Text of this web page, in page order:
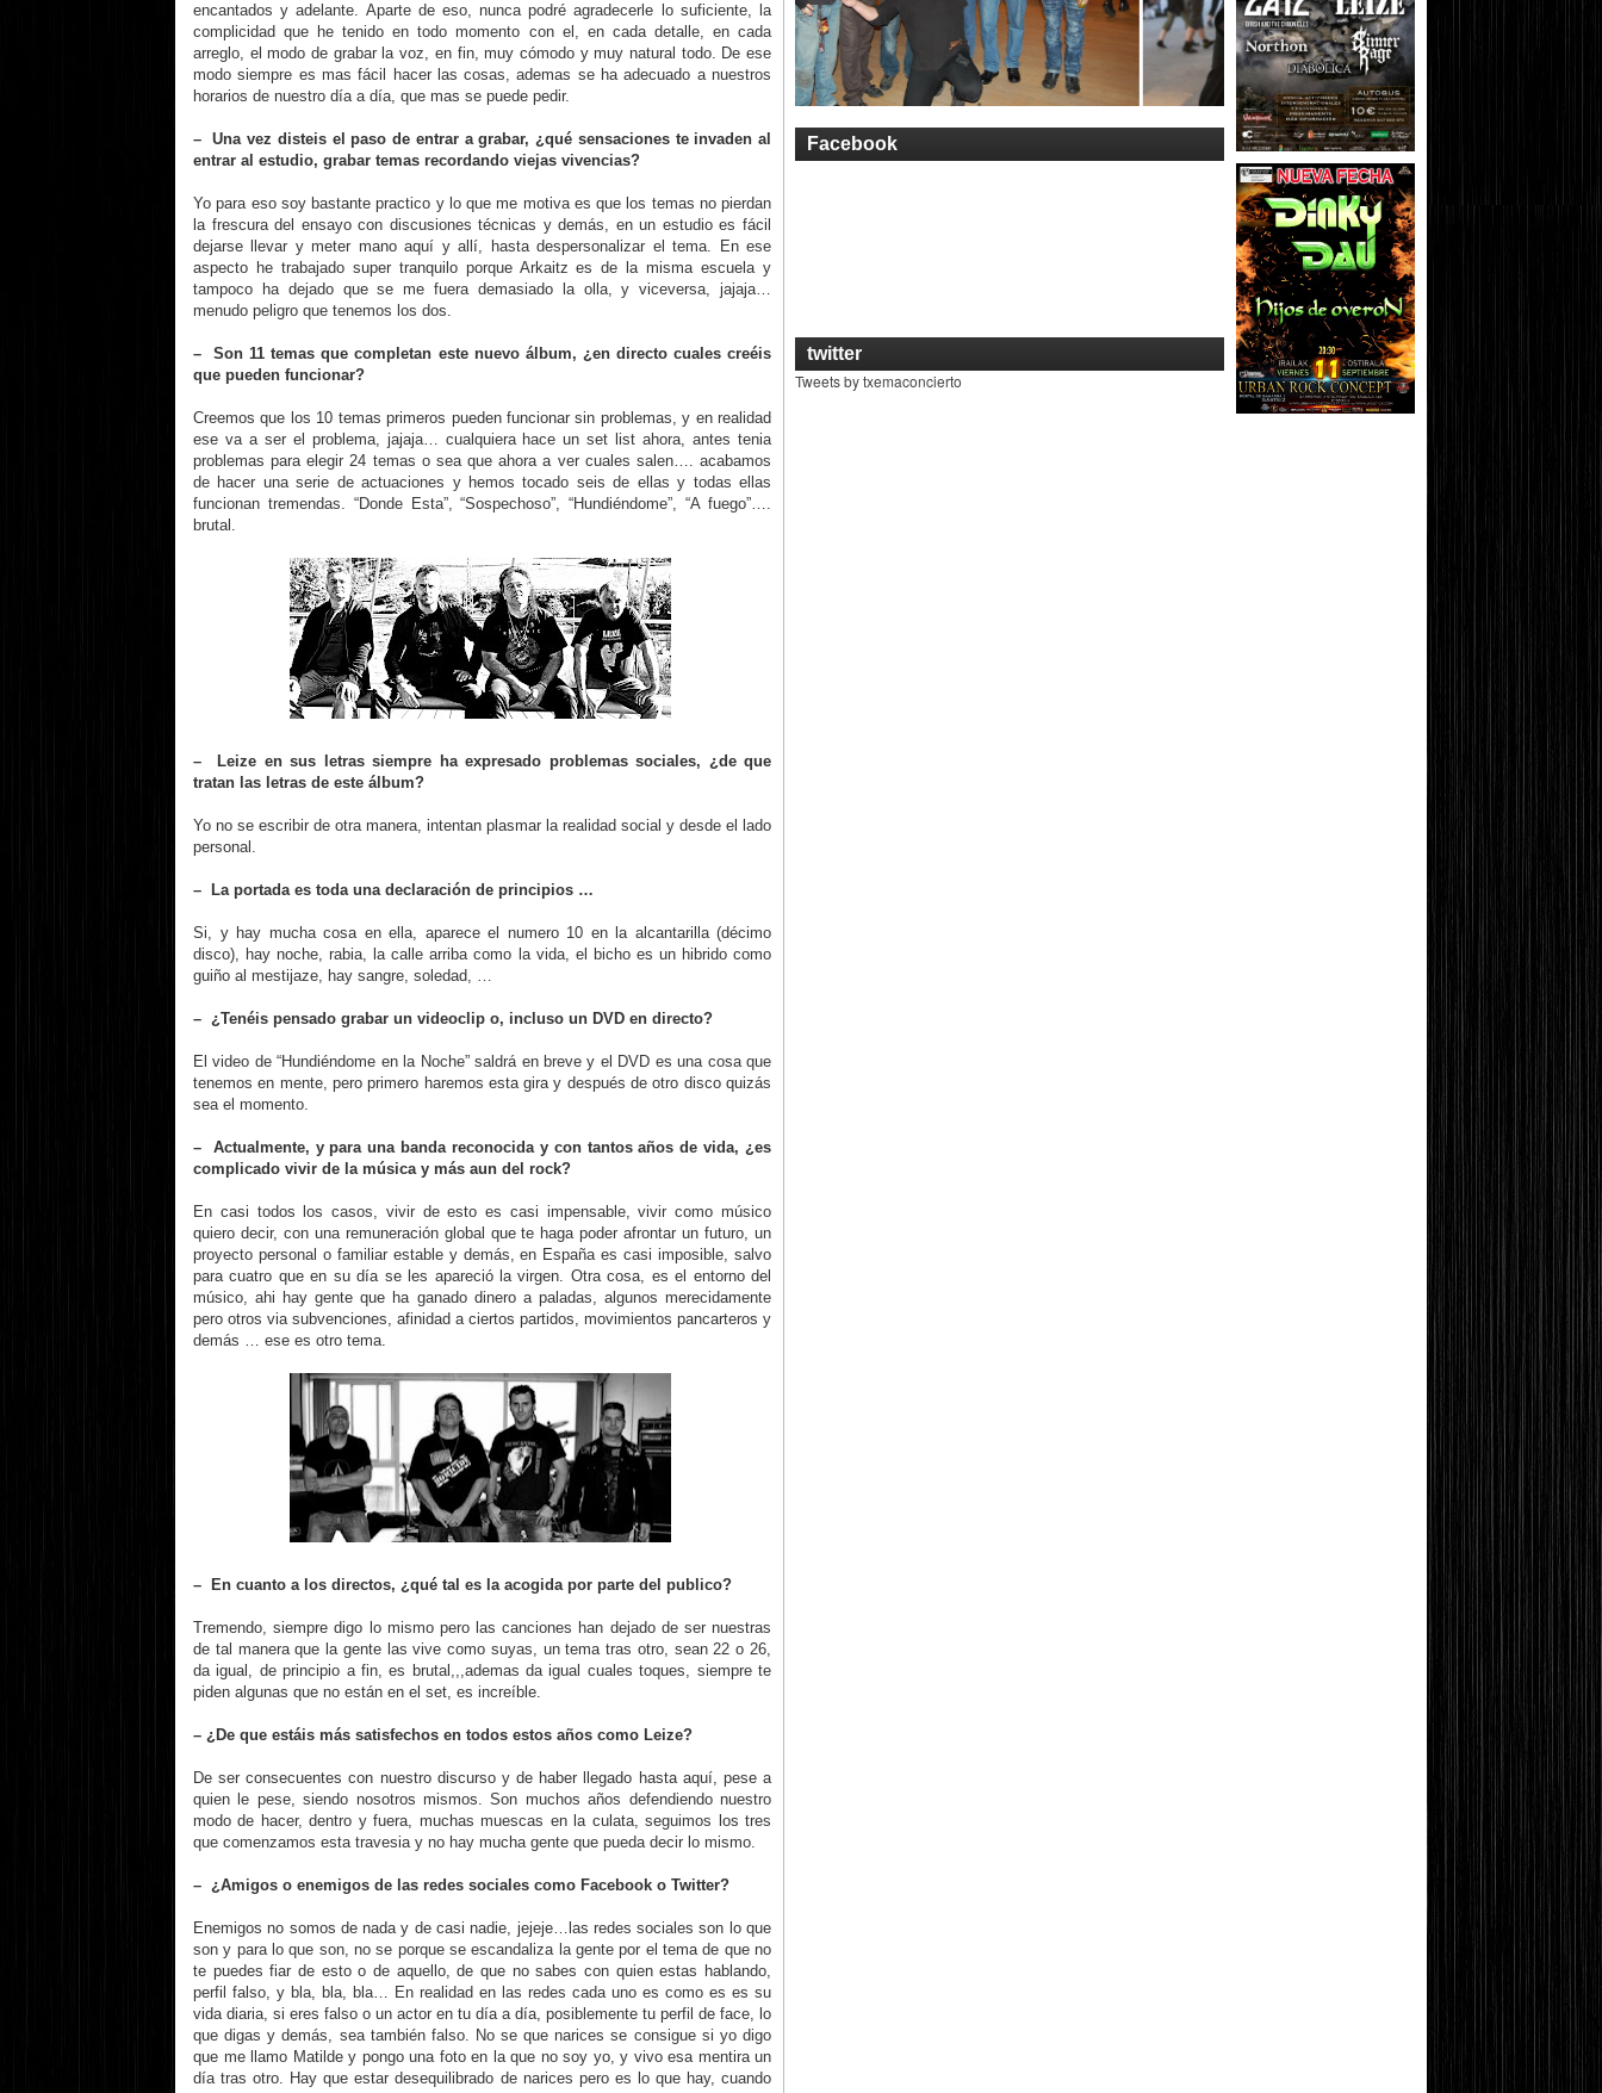
encantados y adelante. Aparte de eso, nunca podré agradecerle lo suficiente, la
complicidad que he tenido en todo momento con el, en cada detalle, en cada
arreglo, el modo de grabar la voz, en fin, muy cómodo y muy natural todo. De ese
modo siempre es mas fácil hacer las cosas, ademas se ha adecuado a nuestros
horarios de nuestro día a día, que mas se puede pedir.
– Una vez disteis el paso de entrar a grabar, ¿qué sensaciones te invaden al
entrar al estudio, grabar temas recordando viejas vivencias?
Yo para eso soy bastante practico y lo que me motiva es que los temas no pierdan
la frescura del ensayo con discusiones técnicas y demás, en un estudio es fácil
dejarse llevar y meter mano aquí y allí, hasta despersonalizar el tema. En ese
aspecto he trabajado super tranquilo porque Arkaitz es de la misma escuela y
tampoco ha dejado que se me fuera demasiado la olla, y viceversa, jajaja…
menudo peligro que tenemos los dos.
– Son 11 temas que completan este nuevo álbum, ¿en directo cuales creéis
que pueden funcionar?
Creemos que los 10 temas primeros pueden funcionar sin problemas, y en realidad
ese va a ser el problema, jajaja… cualquiera hace un set list ahora, antes tenia
problemas para elegir 24 temas o sea que ahora a ver cuales salen…. acabamos
de hacer una serie de actuaciones y hemos tocado seis de ellas y todas ellas
funcionan tremendas. “Donde Esta”, “Sospechoso”, “Hundiéndome”, “A fuego”….
brutal.
– Leize en sus letras siempre ha expresado problemas sociales, ¿de que
tratan las letras de este álbum?
Yo no se escribir de otra manera, intentan plasmar la realidad social y desde el lado
personal.
– La portada es toda una declaración de principios …
Si, y hay mucha cosa en ella, aparece el numero 10 en la alcantarilla (décimo
disco), hay noche, rabia, la calle arriba como la vida, el bicho es un hibrido como
guiño al mestijaze, hay sangre, soledad, …
– ¿Tenéis pensado grabar un videoclip o, incluso un DVD en directo?
El video de “Hundiéndome en la Noche” saldrá en breve y el DVD es una cosa que
tenemos en mente, pero primero haremos esta gira y después de otro disco quizás
sea el momento.
– Actualmente, y para una banda reconocida y con tantos años de vida, ¿es
complicado vivir de la música y más aun del rock?
En casi todos los casos, vivir de esto es casi impensable, vivir como músico
quiero decir, con una remuneración global que te haga poder afrontar un futuro, un
proyecto personal o familiar estable y demás, en España es casi imposible, salvo
para cuatro que en su día se les apareció la virgen. Otra cosa, es el entorno del
músico, ahi hay gente que ha ganado dinero a paladas, algunos merecidamente
pero otros via subvenciones, afinidad a ciertos partidos, movimientos pancarteros y
demás … ese es otro tema.
– En cuanto a los directos, ¿qué tal es la acogida por parte del publico?
Tremendo, siempre digo lo mismo pero las canciones han dejado de ser nuestras
de tal manera que la gente las vive como suyas, un tema tras otro, sean 22 o 26,
da igual, de principio a fin, es brutal,,,ademas da igual cuales toques, siempre te
piden algunas que no están en el set, es increíble.
– ¿De que estáis más satisfechos en todos estos años como Leize?
De ser consecuentes con nuestro discurso y de haber llegado hasta aquí, pese a
quien le pese, siendo nosotros mismos. Son muchos años defendiendo nuestro
modo de hacer, dentro y fuera, muchas muescas en la culata, seguimos los tres
que comenzamos esta travesia y no hay mucha gente que pueda decir lo mismo.
– ¿Amigos o enemigos de las redes sociales como Facebook o Twitter?
Enemigos no somos de nada y de casi nadie, jejeje…las redes sociales son lo que
son y para lo que son, no se porque se escandaliza la gente por el tema de que no
te puedes fiar de esto o de aquello, de que no sabes con quien estas hablando,
perfil falso, y bla, bla, bla… En realidad en las redes cada uno es como es es su
vida diaria, si eres falso o un actor en tu día a día, posiblemente tu perfil de face, lo
que digas y demás, sea también falso. No se que narices se consigue si yo digo
que me llamo Matilde y pongo una foto en la que no soy yo, y vivo esa mentira un
día tras otro. Hay que estar desequilibrado de narices pero es lo que hay, cuando
Facebook
twitter
Tweets by txemaconcierto